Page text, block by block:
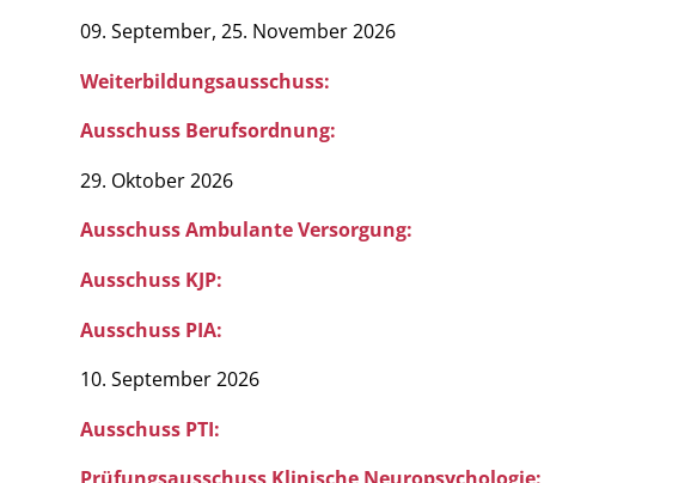
09. September, 25. November 2026
Weiterbildungsausschuss:
Ausschuss Berufsordnung:
29. Oktober 2026
Ausschuss Ambulante Versorgung:
Ausschuss KJP:
Ausschuss PIA:
10. September 2026
Ausschuss PTI: